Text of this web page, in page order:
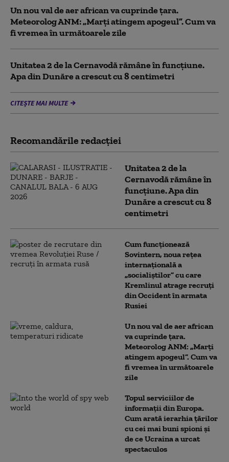
Un nou val de aer african va cuprinde țara.
Meteorolog ANM: „Marți atingem apogeul”. Cum va
fi vremea în următoarele zile
Unitatea 2 de la Cernavodă rămâne în funcțiune.
Apa din Dunăre a crescut cu 8 centimetri
CITEȘTE MAI MULTE
Recomandările redacţiei
Unitatea 2 de la
Cernavodă rămâne în
funcțiune. Apa din
Dunăre a crescut cu 8
centimetri
Cum funcționează
Sovintern, noua rețea
internațională a
„socialiștilor” cu care
Kremlinul atrage recruți
din Occident în armata
Rusiei
Un nou val de aer african
va cuprinde țara.
Meteorolog ANM: „Marți
atingem apogeul”. Cum va
fi vremea în următoarele
zile
Topul serviciilor de
informații din Europa.
Cum arată ierarhia țărilor
cu cei mai buni spioni și
de ce Ucraina a urcat
spectaculos